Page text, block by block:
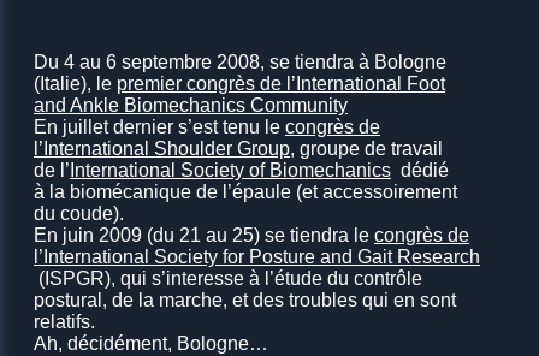
Du 4 au 6 septembre 2008, se tiendra à Bologne
(Italie), le premier congrès de l’International Foot
and Ankle Biomechanics Community
En juillet dernier s’est tenu le congrès de
l’International Shoulder Group, groupe de travail
de l’ International Society of Biomechanics dédié
à la biomécanique de l’épaule (et accessoirement
du coude).
En juin 2009 (du 21 au 25) se tiendra le congrès de
l’International Society for Posture and Gait Research
(ISPGR), qui s’interesse à l’étude du contrôle
postural, de la marche, et des troubles qui en sont
relatifs.
Ah, décidément, Bologne…